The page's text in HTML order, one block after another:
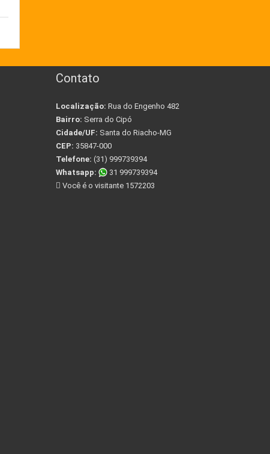
Contato
Localização: Rua do Engenho 482
Bairro: Serra do Cipó
Cidade/UF: Santa do Riacho-MG
CEP: 35847-000
Telefone: (31) 999739394
Whatsapp:
31 999739394
Você é o visitante 1572203